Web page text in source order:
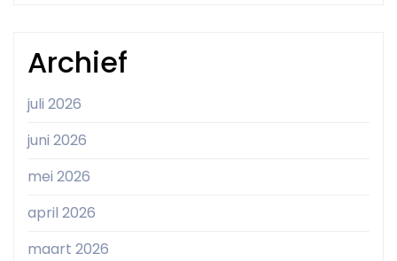
Archief
juli 2026
juni 2026
mei 2026
april 2026
maart 2026